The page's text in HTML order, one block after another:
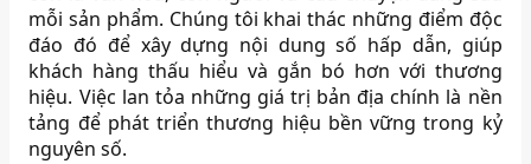
mỗi sản phẩm. Chúng tôi khai thác những điểm độc
đáo đó để xây dựng nội dung số hấp dẫn, giúp
khách hàng thấu hiểu và gắn bó hơn với thương
hiệu. Việc lan tỏa những giá trị bản địa chính là nền
tảng để phát triển thương hiệu bền vững trong kỷ
nguyên số.